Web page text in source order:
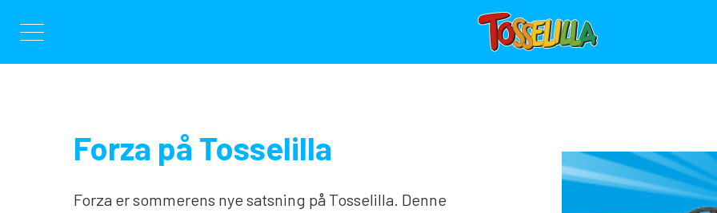
Forza på Tosselilla
Forza er sommerens nye satsning på Tosselilla. Denne